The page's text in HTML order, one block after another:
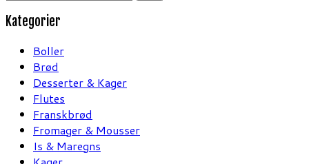
Kategorier
Boller
Brød
Desserter & Kager
Flutes
Franskbrød
Fromager & Mousser
Is & Maregns